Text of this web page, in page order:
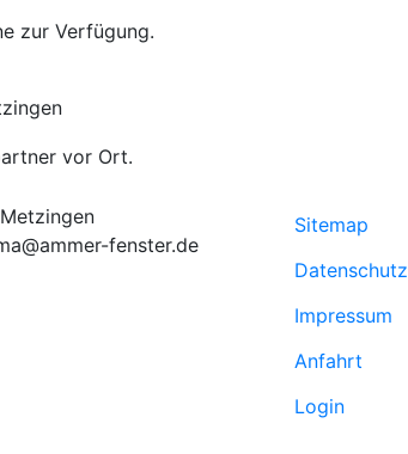
zur Verfügung.
Sitemap
Datenschutz
Impressum
Anfahrt
Login
fenster.de